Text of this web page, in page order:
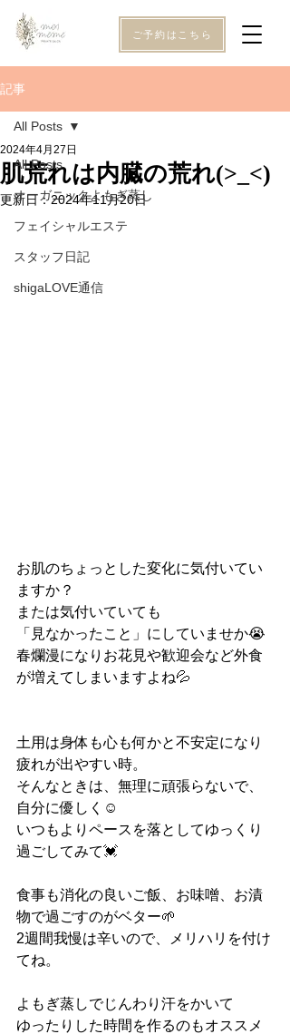
ご予約はこちら
記事
All Posts
オーガニックよもぎ蒸し
フェイシャルエステ
スタッフ日記
shigaLOVE通信
All Posts
肌荒れは内臓の荒れ(>_<)
2024年4月27日
更新日：2024年11月20日
お肌のちょっとした変化に気付いてい
ますか？
または気付いていても
「見なかったこと」にしていませか😭
春爛漫になりお花見や歓迎会など外食
が増えてしまいますよね💦
土用は身体も心も何かと不安定になり
疲れが出やすい時。
そんなときは、無理に頑張らないで、
自分に優しく☺️
いつもよりペースを落としてゆっくり
過ごしてみて💓
食事も消化の良いご飯、お味噌、お漬
物で過ごすのがベター🌱
2週間我慢は辛いので、メリハリを付け
てね。
よもぎ蒸しでじんわり汗をかいて
ゆったりした時間を作るのもオススメ